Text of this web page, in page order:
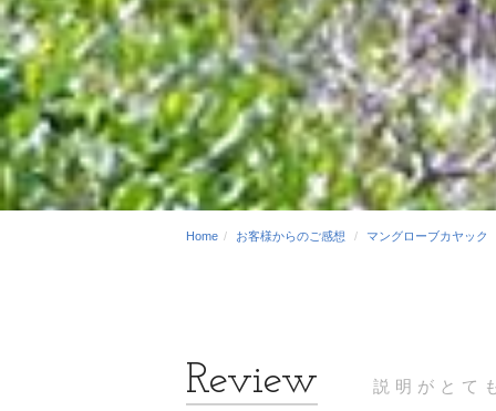
Home お客様からのご感想 マングローブカヤック
説明がとて